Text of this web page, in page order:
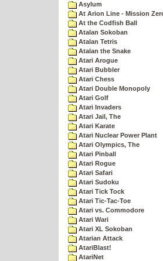
Asylum
At Arion Line - Mission
At the Codfish Ball
Atalan Sokoban
Atalan Tetris
Atalan the Snake
Atari Arogue
Atari Bubbler
Atari Chess
Atari Double Monopoly
Atari Golf
Atari Invaders
Atari Jail, The
Atari Karate
Atari Nuclear Power Plant
Atari Olympics, The
Atari Pinball
Atari Rogue
Atari Safari
Atari Sudoku
Atari Tick Tock
Atari Tic-Tac-Toe
Atari vs. Commodore
Atari Wari
Atari XL Sokoban
Atarian Attack
AtariBlast!
AtariNet